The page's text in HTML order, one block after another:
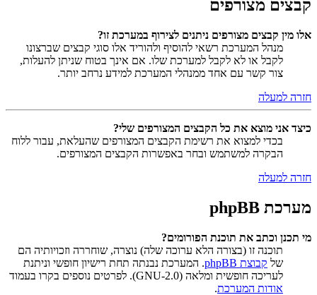
קבצים מצורפים
אלו מין קבצים מצורפים ניתנים לצירוף במערכת זו?
מנהל המערכת רשאי להוסיף ולהוריד אלו סוגי קבצים שברצונו
לקבל או לא לקבל למערכת שלו. אם אינך בטוח שניתן להעלות,
צור קשר עם אחד ממנהלי המערכת למידע נרחב יותר.
חזרה למעלה
כיצד אני מוצא את כל הקבצים המצורפים שלי?
בכדי למצוא את רשימת הקבצים המצורפים שהעלאת, עבור ללוח
הבקרה למשתמש ובחר באפשרות הקבצים המצורפים.
חזרה למעלה
מערכת phpBB
מי תכנן וכתב את תוכנת הפורומים?
תוכנה זו (בצורה הלא ערוכה שלה) נוצרה, שוחררה וזכויותיה הם
של קבוצת phpBB
. המערכת נבנתה תחת רישיון חופשי וניתנת
לעריכה חופשית ומלאה (GNU-2.0). לפרטים נוספים בקרו בעמוד
אודות המערכת.